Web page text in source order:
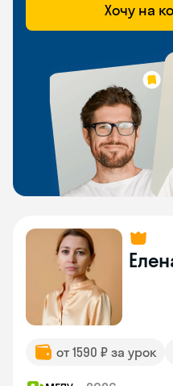
Хочу на
от 1590 ₽ за урок